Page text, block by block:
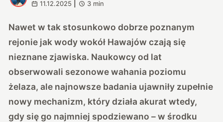
11.12.2025 3 min
Nawet w tak stosunkowo dobrze poznanym
rejonie jak wody wokół Hawajów czają się
nieznane zjawiska. Naukowcy od lat
obserwowali sezonowe wahania poziomu
żelaza, ale najnowsze badania ujawniły zupełnie
nowy mechanizm, który działa akurat wtedy,
gdy się go najmniej spodziewano – w środku